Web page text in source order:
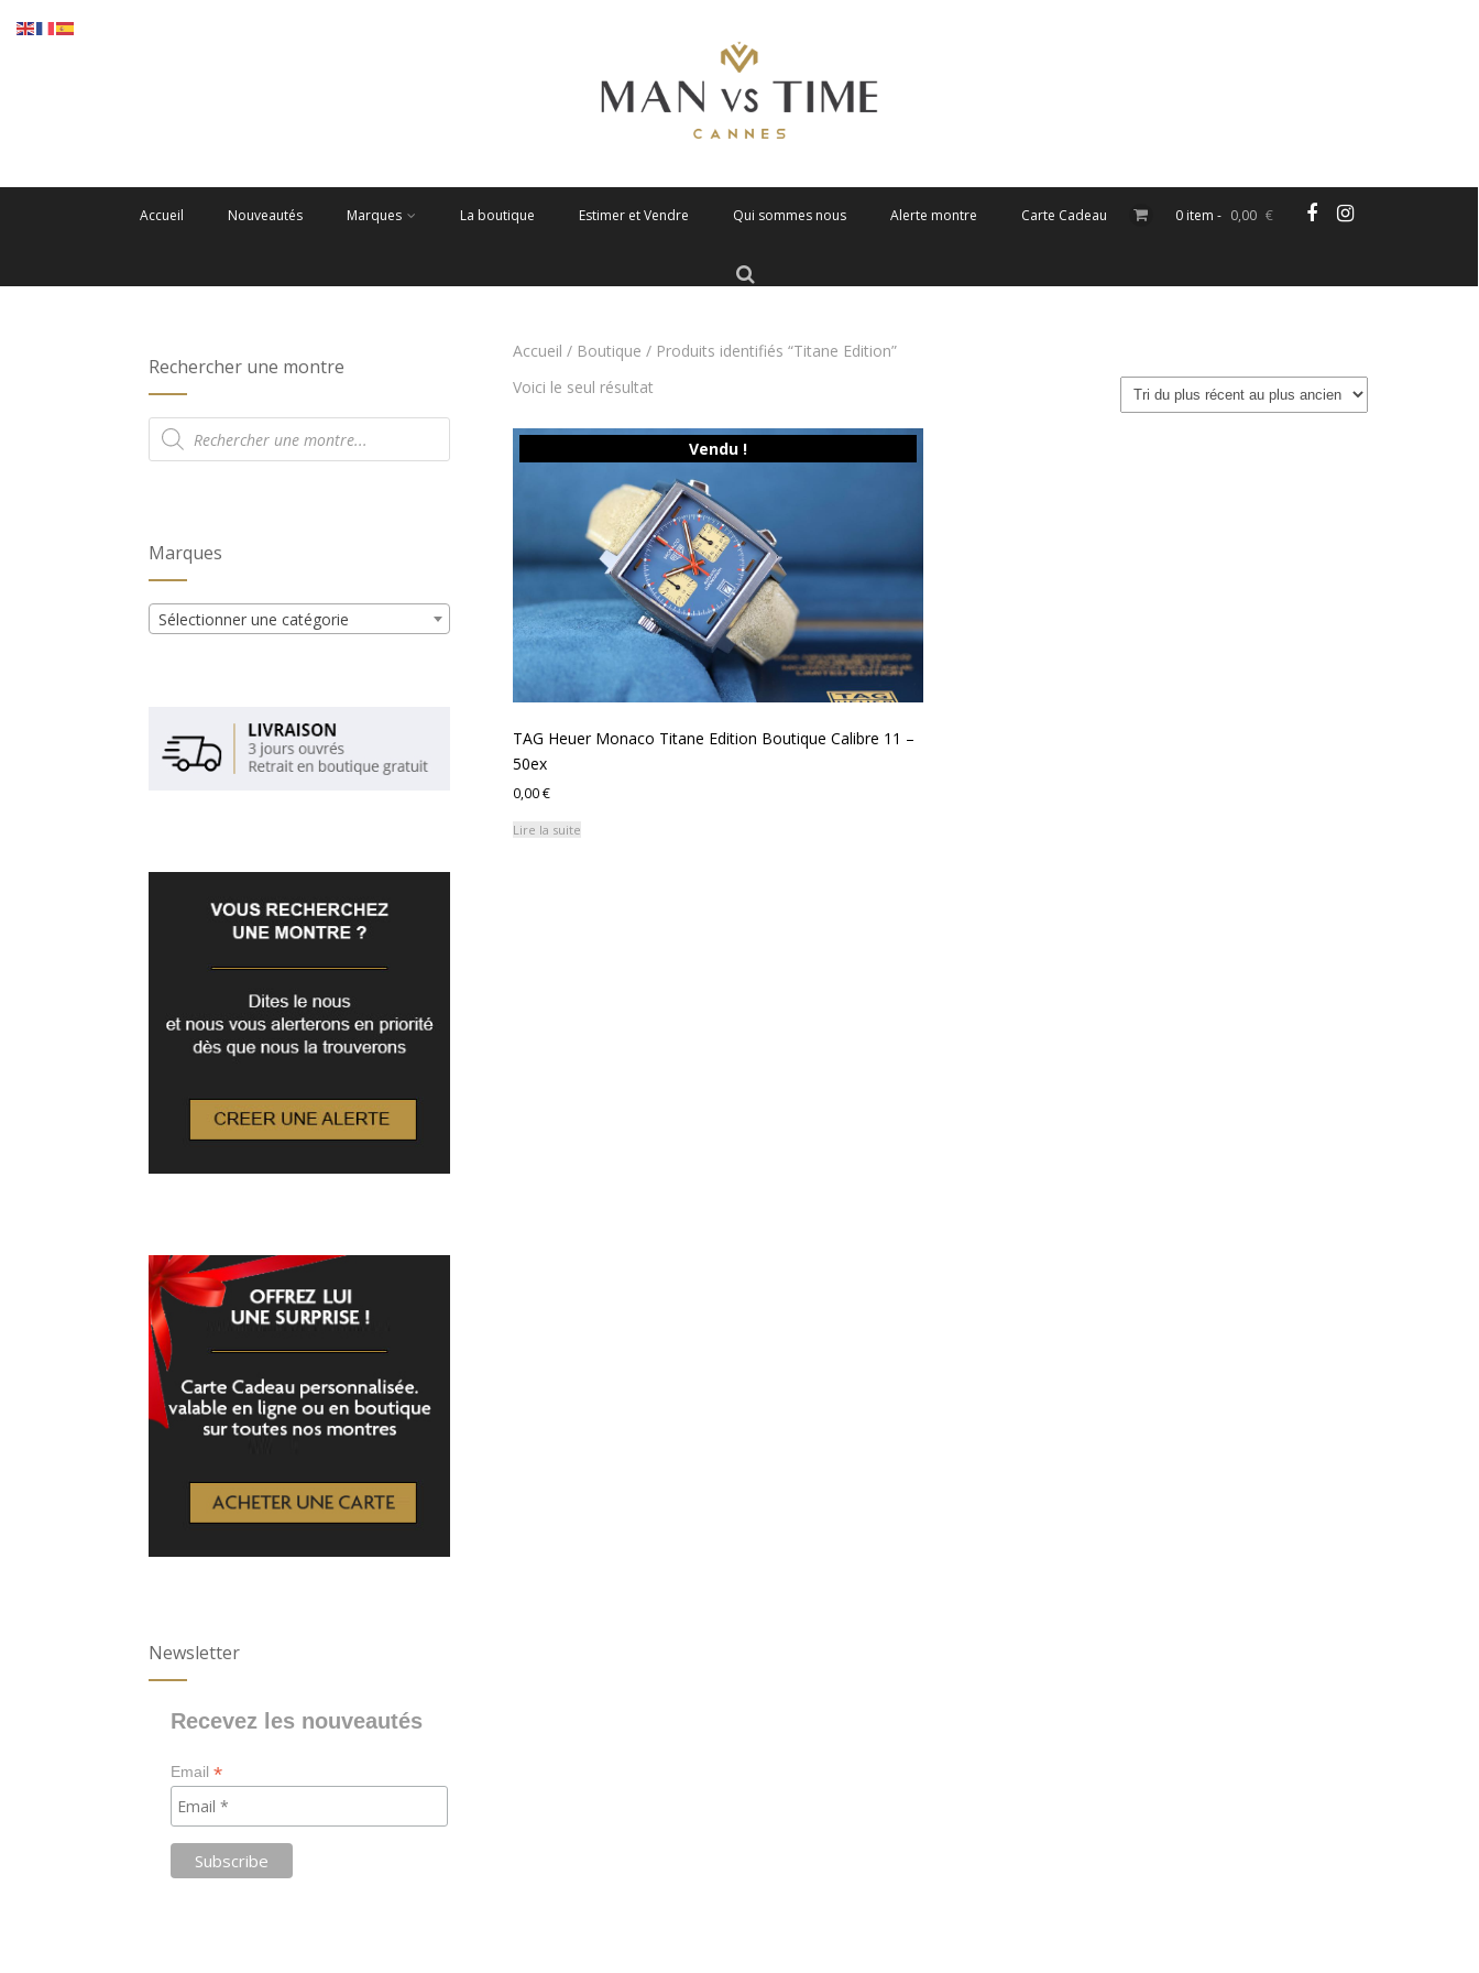
Accueil Nouveautés Marques La boutique Estimer et Vendre Qui sommes nous Alerte montre Carte Cadeau 0 item - 0,00 €
Accueil / Boutique / Produits identifiés “Titane Edition”
Voici le seul résultat
Vendu !
TAG Heuer Monaco Titane Edition Boutique Calibre 11 –
50ex
0,00€
Lire la suite
Rechercher une montre
Recherche
de
produits
Marques
Sélectionner une catégorie
Newsletter
Recevez les nouveautés
Email*